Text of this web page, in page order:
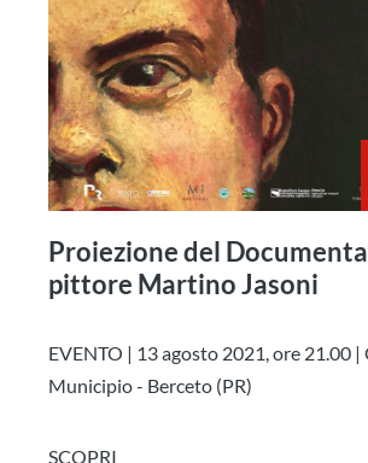
Proiezione del
pittore Martino Jasoni
EVENTO | 13 agosto 2021, ore 21.00
Municipio - Berceto (PR)
SCOPRI